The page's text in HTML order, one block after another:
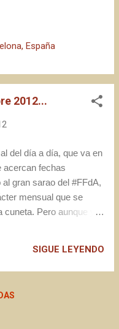
años, pero voy a
me pare...
un clásico insorteable
¡y eso que sólo
su segunda edición!
veros a todos en esta
t'hi, organizado
Associació Singlot, en
pasando a ser
fin de facilitar la llegada
beber sin tener que
a puesto a
el Trenet
y de vuelta en varios
España
2012...
del día a día, que va en
acercan fechas
gran sarao del #FFdA,
mensual que se
cuneta. Pero aunque ya
de la Sorpresa Birraire
Recordaréis (bueno,
la anterior sorpresa
SIGUE LEYENDO